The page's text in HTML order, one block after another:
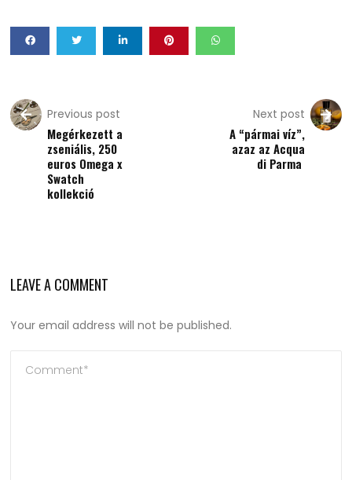
Previous post
Megérkezett a
zseniális, 250
euros Omega x
Swatch
kollekció
Next post
A “pármai víz”,
azaz az Acqua
di Parma
LEAVE A COMMENT
Your email address will not be published.